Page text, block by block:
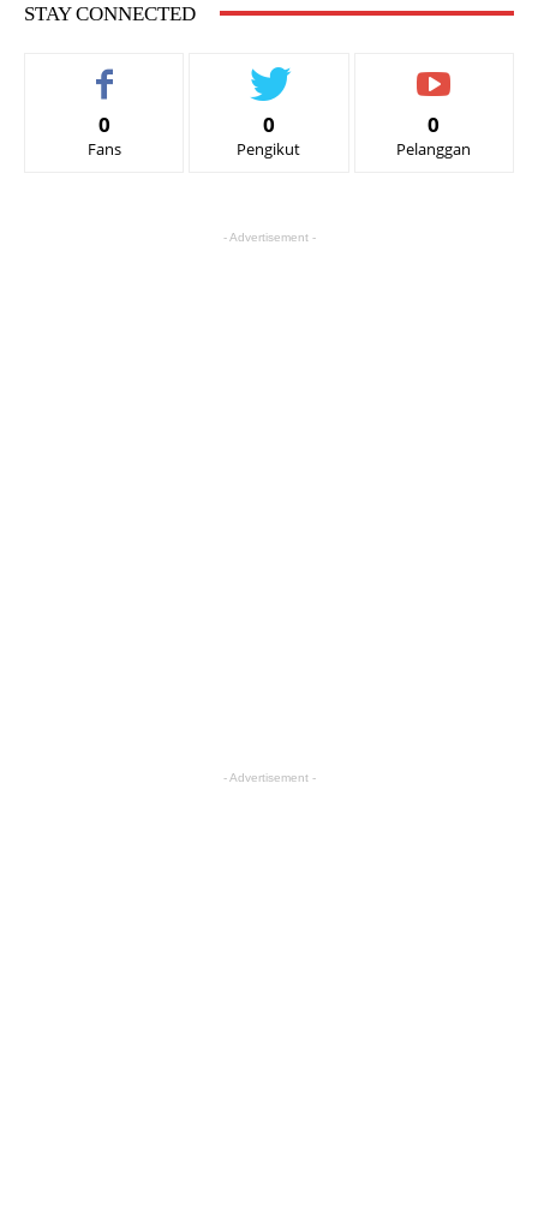
STAY CONNECTED
0
Fans
0
Pengikut
0
Pelanggan
- Advertisement -
- Advertisement -